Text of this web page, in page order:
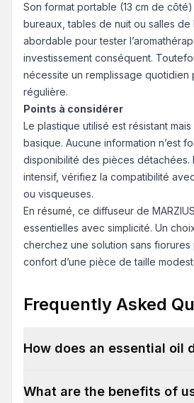
Son format portable (13 cm de
bureaux, tables de nuit ou salles de
abordable pour tester
investissement conséquent.
nécessite un remplissage quotidien
régulière.
Points à considérer
Le plastique utilisé est résistant
basique. Aucune information n’est
disponibilité des pièces détachées.
intensif, vérifiez la compatibilité
ou visqueuses.
En résumé, ce diffuseur de
essentielles avec simplicité. Un
cherchez une solution sans fiorures
confort d’une pièce de taille
Frequently Asked
How does an essential oil
What are the benefits of